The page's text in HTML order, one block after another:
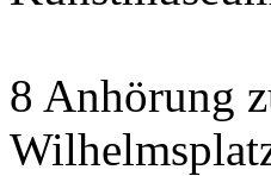
8 Anhörung